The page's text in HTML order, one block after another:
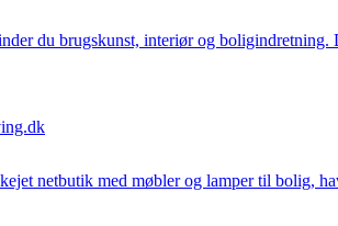
du brugskunst, interiør og boligindretning.
netbutik med møbler og lamper til bolig,